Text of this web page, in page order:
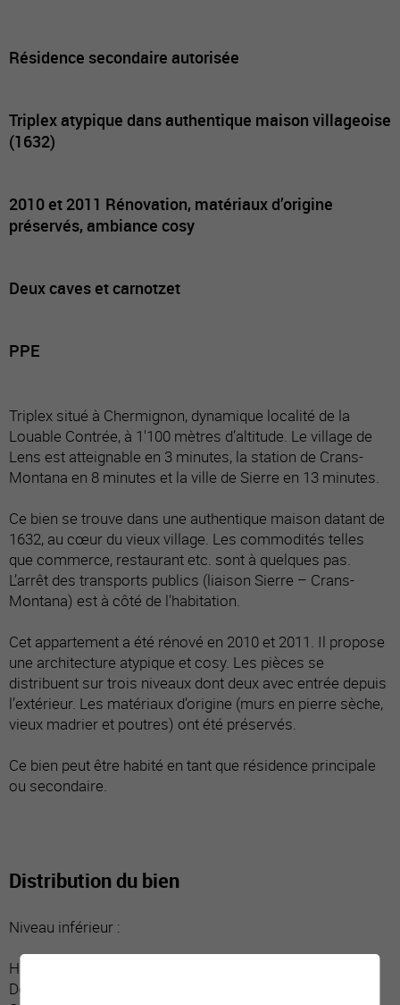
Résidence secondaire autorisée
Triplex atypique dans authentique maison villageoise
(1632)
2010 et 2011 Rénovation, matériaux d’origine
préservés, ambiance cosy
Deux caves et carnotzet
PPE
Triplex situé à Chermignon, dynamique localité de la
Louable Contrée, à 1'100 mètres d’altitude. Le village de
Lens est atteignable en 3 minutes, la station de Crans-
Montana en 8 minutes et la ville de Sierre en 13 minutes.
Ce bien se trouve dans une authentique maison datant de
1632, au cœur du vieux village. Les commodités telles
que commerce, restaurant etc. sont à quelques pas.
L’arrêt des transports publics (liaison Sierre – Crans-
Montana) est à côté de l’habitation.
Cet appartement a été rénové en 2010 et 2011. Il propose
une architecture atypique et cosy. Les pièces se
distribuent sur trois niveaux dont deux avec entrée depuis
l’extérieur. Les matériaux d’origine (murs en pierre sèche,
vieux madrier et poutres) ont été préservés.
Ce bien peut être habité en tant que résidence principale
ou secondaire.
Distribution du bien
Niveau inférieur :
Hall d’entrée / dégagement / vestiaire
Deux chambres dont une donnant sur balcon